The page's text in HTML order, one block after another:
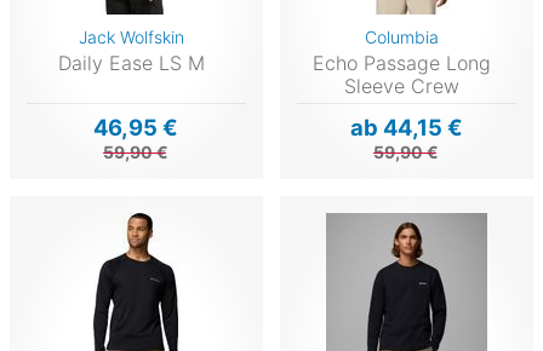
Jack Wolfskin
Daily Ease LS M
46,95 €
59,90 €
Columbia
Echo Passage Long
Sleeve Crew
ab 44,15 €
59,90 €